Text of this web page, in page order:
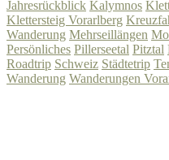
Jahresrückblick Kalymnos
Klettersteig Vorarlberg
Wanderung Mehrseillängen
Persönliches Pillerseetal Pitztal
Roadtrip Schweiz Städtetrip
Wanderung Wanderungen